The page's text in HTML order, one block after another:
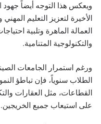
ويعكس هذا التوجه أيضاً جهود
الأخيرة لتعزيز التعليم
العمالة الماهرة وتلبية
والتكنولوجية المتنامية.
ورغم استمرار الجامعات
الطلاب سنوياً، فإن تباطؤ
القطاعات، مثل العقارات
على استيعاب جميع الخريجين.